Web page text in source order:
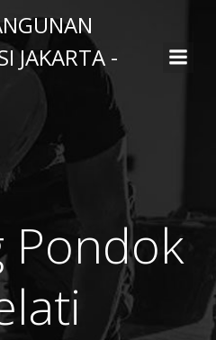
to
content
JAKARTA -
Pondok